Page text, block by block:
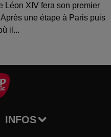
Léon XIV fera son premier
une étape à Paris puis
il...
INFOS